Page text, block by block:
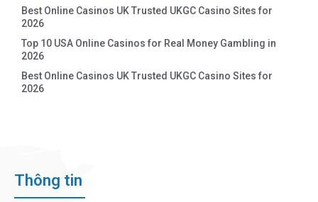
Best Online Casinos UK Trusted UKGC Casino Sites for
2026
Top 10 USA Online Casinos for Real Money Gambling in
2026
Best Online Casinos UK Trusted UKGC Casino Sites for
2026
Thông tin